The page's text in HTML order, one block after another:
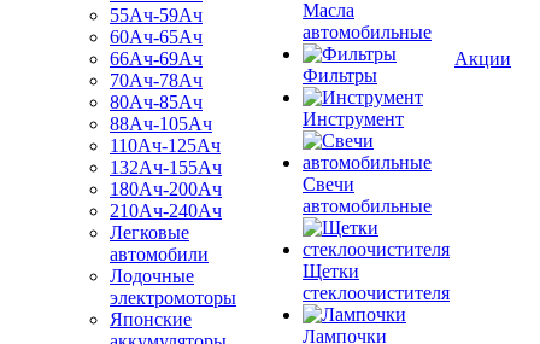
55Ач-59Ач
60Ач-65Ач
66Ач-69Ач
70Ач-78Ач
80Ач-85Ач
88Ач-105Ач
110Ач-125Ач
132Ач-155Ач
180Ач-200Ач
210Ач-240Ач
Легковые
автомобили
Лодочные
электромоторы
Японские
Масла
автомобильные
Фильтры
Инструмент
Свечи
автомобильные
Щетки
стеклоочистителя
Лампочки
Акции